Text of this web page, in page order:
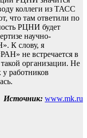
коллеги из ТАСС
что там ответили по
РЦНИ будет
научно-
К слову, я
не встречается в
организации. Не
работников
Источник: www.mk.ru